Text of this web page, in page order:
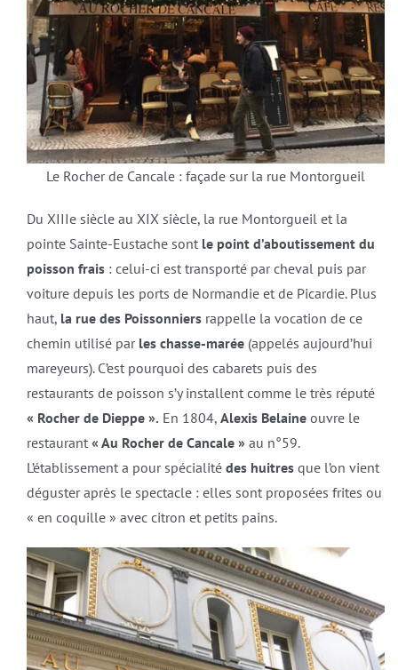
Le Rocher de Cancale : façade sur la rue Montorgueil
Du XIIIe siècle au XIX siècle, la rue Montorgueil et la
pointe Sainte-Eustache sont le point d’aboutissement du
poisson frais : celui-ci est transporté par cheval puis par
voiture depuis les ports de Normandie et de Picardie. Plus
haut, la rue des Poissonniersrappelle la vocation de ce
chemin utilisé par les chasse-marée(appelés aujourd’hui
mareyeurs). C’est pourquoi des cabarets puis des
restaurants de poisson s’y installent comme le très réputé
« Rocher de Dieppe ». En 1804, Alexis Belaineouvre le
restaurant « Au Rocher de Cancale »au n°59.
L’établissement a pour spécialité des huitresque l’on vient
déguster après le spectacle : elles sont proposées frites ou
« en coquille » avec citron et petits pains.